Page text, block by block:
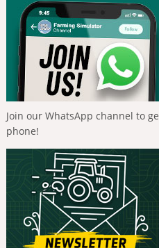
Join our WhatsApp channel to
phone!